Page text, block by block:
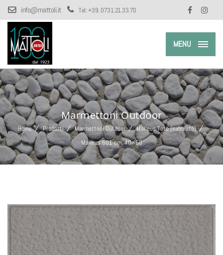
info@mattoli.it Tel:+39. 0731.21.33.70
MENU
Marmettoni Outdoor
Home Prodotti Marmettoni Outdoor
Malleus Toto (sabbiato)
Malleus 601 cm. 40×60